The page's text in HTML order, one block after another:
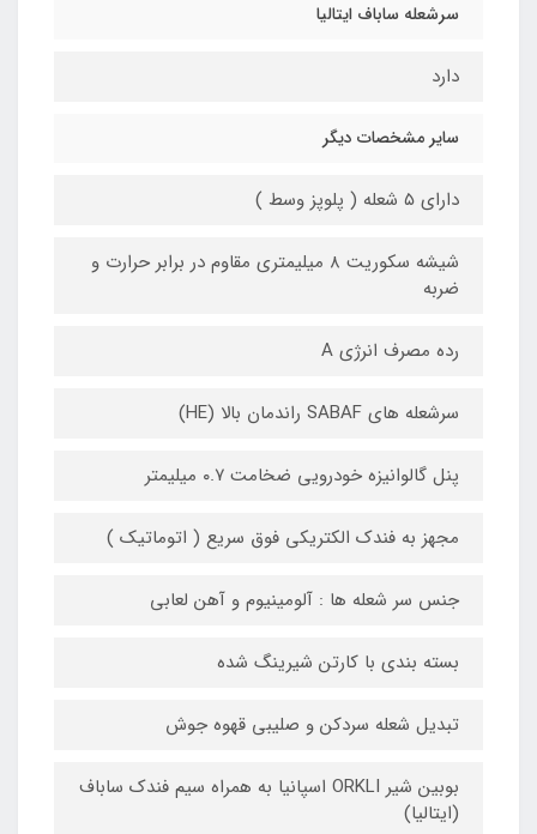
سرشعله ساباف ایتالیا
دارد
سایر مشخصات دیگر
دارای ۵ شعله ( پلوپز وسط )
شیشه سکوریت ۸ میلیمتری مقاوم در برابر حرارت و
ضربه
رده مصرف انرژی A
سرشعله های SABAF راندمان بالا (HE)
پنل گالوانیزه خودرویی ضخامت ۰.۷ میلیمتر
مجهز به فندک الکتریکی فوق سریع ( اتوماتیک )
جنس سر شعله ها : آلومینیوم و آهن لعابی
بسته بندی با کارتن شیرینگ شده
تبدیل شعله سردکن و صلیبی قهوه جوش
بوبین شیر ORKLI اسپانیا به همراه سیم فندک ساباف
(ایتالیا)